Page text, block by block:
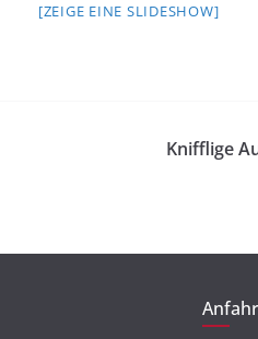
[ZEIGE EINE SLIDESHOW]
Knifflige